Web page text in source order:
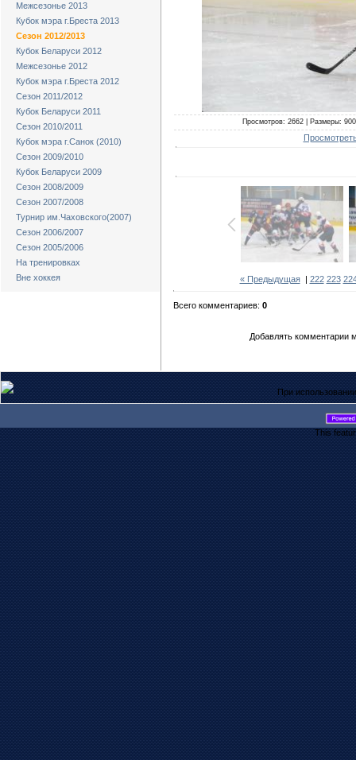
Межсезонье 2013
Кубок мэра г.Бреста 2013
Сезон 2012/2013
Кубок Беларуси 2012
Межсезонье 2012
Кубок мэра г.Бреста 2012
Сезон 2011/2012
Кубок Беларуси 2011
Сезон 2010/2011
Кубок мэра г.Санок (2010)
Сезон 2009/2010
Кубок Беларуси 2009
Сезон 2008/2009
Сезон 2007/2008
Турнир им.Чаховского(2007)
Сезон 2006/2007
Сезон 2005/2006
На тренировках
Вне хоккея
Просмотров: 2662 | Размеры:
« Предыдущая| 222 223
Всего комментариев: 0
Добавлять комментарии
При
This